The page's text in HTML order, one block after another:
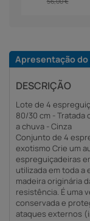
Apresentação
DESCRIÇÃO
Lote de 4
80/30 cm - Tratada
a chuva - Cinza
Conjunto de 4
exotismo Crie um
espreguiçadeiras
utilizada em toda a
madeira originária
resistência. É uma
conservada e
ataques externos